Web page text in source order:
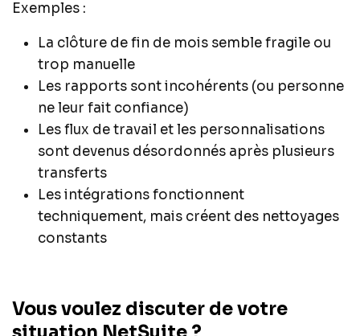
Exemples :
La clôture de fin de mois semble fragile ou
trop manuelle
Les rapports sont incohérents (ou personne
ne leur fait confiance)
Les flux de travail et les personnalisations
sont devenus désordonnés après plusieurs
transferts
Les intégrations fonctionnent
techniquement, mais créent des nettoyages
constants
Vous voulez discuter de votre